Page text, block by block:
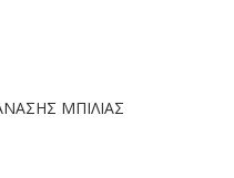
ΜΠΙΛΙΑΣ